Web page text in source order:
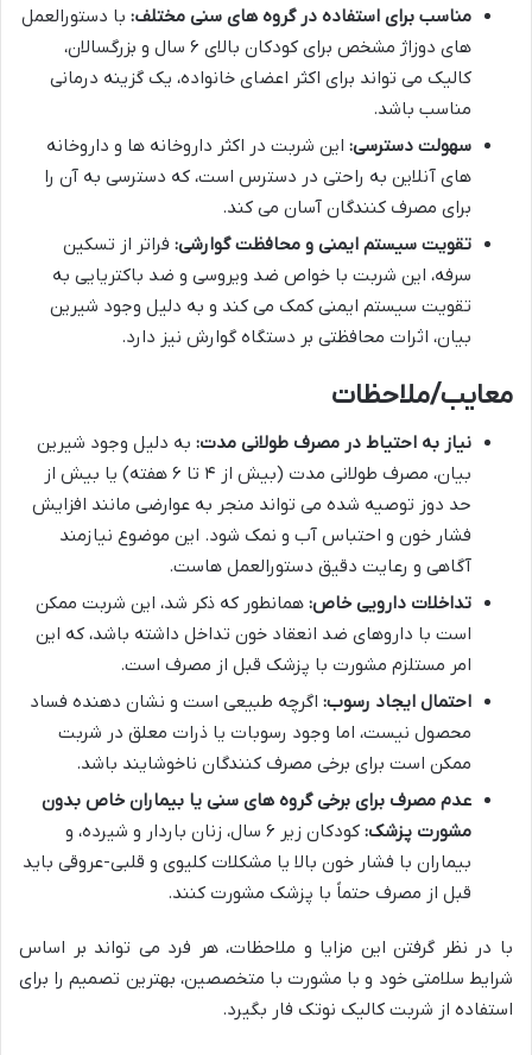
مناسب برای استفاده در گروه های سنی مختلف: با دستورالعمل
های دوزاژ مشخص برای کودکان بالای ۶ سال و بزرگسالان،
کالیک می تواند برای اکثر اعضای خانواده، یک گزینه درمانی
مناسب باشد.
سهولت دسترسی: این شربت در اکثر داروخانه ها و داروخانه
های آنلاین به راحتی در دسترس است، که دسترسی به آن را
برای مصرف کنندگان آسان می کند.
تقویت سیستم ایمنی و محافظت گوارشی: فراتر از تسکین
سرفه، این شربت با خواص ضد ویروسی و ضد باکتریایی به
تقویت سیستم ایمنی کمک می کند و به دلیل وجود شیرین
بیان، اثرات محافظتی بر دستگاه گوارش نیز دارد.
معایب/ملاحظات
نیاز به احتیاط در مصرف طولانی مدت: به دلیل وجود شیرین
بیان، مصرف طولانی مدت (بیش از ۴ تا ۶ هفته) یا بیش از
حد دوز توصیه شده می تواند منجر به عوارضی مانند افزایش
فشار خون و احتباس آب و نمک شود. این موضوع نیازمند
آگاهی و رعایت دقیق دستورالعمل هاست.
تداخلات دارویی خاص: همانطور که ذکر شد، این شربت ممکن
است با داروهای ضد انعقاد خون تداخل داشته باشد، که این
امر مستلزم مشورت با پزشک قبل از مصرف است.
احتمال ایجاد رسوب: اگرچه طبیعی است و نشان دهنده فساد
محصول نیست، اما وجود رسوبات یا ذرات معلق در شربت
ممکن است برای برخی مصرف کنندگان ناخوشایند باشد.
عدم مصرف برای برخی گروه های سنی یا بیماران خاص بدون
مشورت پزشک:
کودکان زیر ۶ سال، زنان باردار و شیرده، و
بیماران با فشار خون بالا یا مشکلات کلیوی و قلبی-عروقی باید
قبل از مصرف حتماً با پزشک مشورت کنند.
با در نظر گرفتن این مزایا و ملاحظات، هر فرد می تواند بر اساس
شرایط سلامتی خود و با مشورت با متخصصین، بهترین تصمیم را برای
استفاده از شربت کالیک نوتک فار بگیرد.